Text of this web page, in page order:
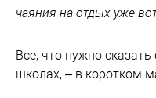
чаяния на отдых уже
Все, что нужно
школах, – в коротком